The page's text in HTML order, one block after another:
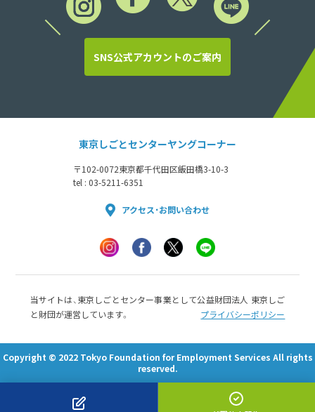
SNS公式アカウントのご案内
東京しごとセンターヤングコーナー
〒102-0072東京都千代田区飯田橋3-10-3
tel : 03-5211-6351
アクセス・お問い合わせ
当サイトは、東京しごとセンター事業として公益財団法人 東京しご
と財団が運営しています。
プライバシーポリシー
Copyright © 2022 Tokyo Foundation for Employment Services All rights
reserved.